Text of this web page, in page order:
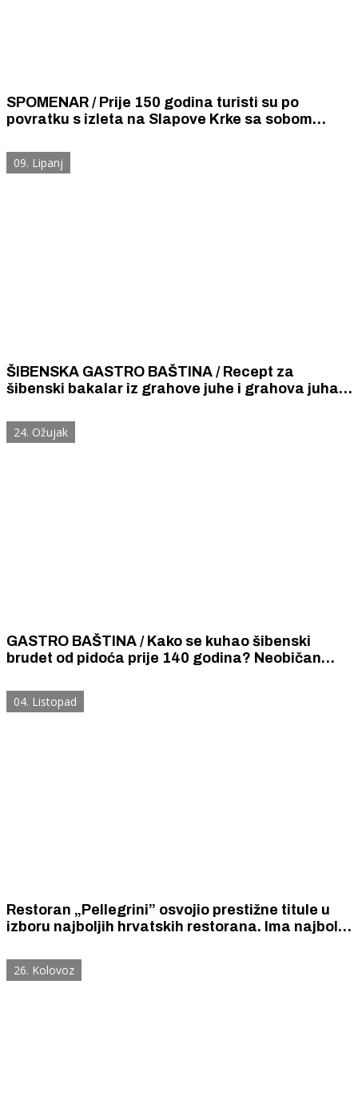
SPOMENAR / Prije 150 godina turisti su po
povratku s izleta na Slapove Krke sa sobom
čuvenom šibenskom brudetu od janjetine
09. Lipanj
ŠIBENSKA GASTRO BAŠTINA / Recept za
šibenski bakalar iz grahove juhe i grahova juha s
24. Ožujak
GASTRO BAŠTINA / Kako se kuhao šibenski
brudet od pidoća prije 140 godina? Neobičan
na šibensku gastronomiju i kulinarstvo.
04. Listopad
Restoran „Pellegrini” osvojio prestižne titule u
izboru najboljih hrvatskih restorana. Ima najbolju
najboljeg mladog chefa.
26. Kolovoz